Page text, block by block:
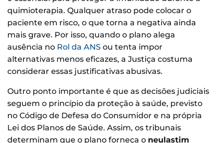
quimioterapia. Qualquer atraso pode colocar o
paciente em risco, o que torna a negativa ainda
mais grave. Por isso, quando o plano alega
ausência no Rol da ANS ou tenta impor
alternativas menos eficazes, a Justiça costuma
considerar essas justificativas abusivas.
Outro ponto importante é que as decisões judiciais
seguem o princípio da proteção à saúde, previsto
no Código de Defesa do Consumidor e na própria
Lei dos Planos de Saúde. Assim, os tribunais
determinam que o plano forneça o neulastim